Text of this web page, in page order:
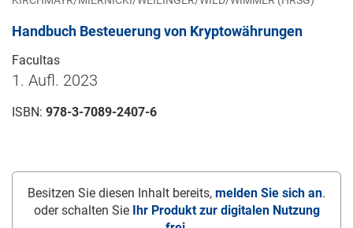
Handbuch Besteuerung von Kryptowährungen
Facultas
1. Aufl. 2023
ISBN: 978-3-7089-2407-6
Besitzen Sie diesen Inhalt bereits, melden Sie sich an.
oder schalten Sie Ihr Produkt zur digitalen Nutzung